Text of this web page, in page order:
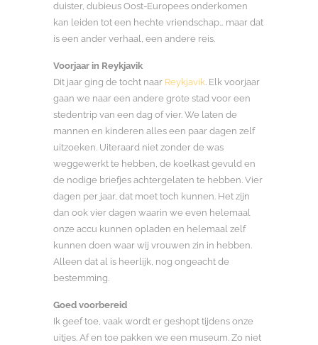
duister, dubieus Oost-Europees onderkomen
kan leiden tot een hechte vriendschap… maar dat
is een ander verhaal, een andere reis.
Voorjaar in Reykjavik
Dit jaar ging de tocht naar Reykjavik. Elk voorjaar
gaan we naar een andere grote stad voor een
stedentrip van een dag of vier. We laten de
mannen en kinderen alles een paar dagen zelf
uitzoeken. Uiteraard niet zonder de was
weggewerkt te hebben, de koelkast gevuld en
de nodige briefjes achtergelaten te hebben. Vier
dagen per jaar, dat moet toch kunnen. Het zijn
dan ook vier dagen waarin we even helemaal
onze accu kunnen opladen en helemaal zelf
kunnen doen waar wij vrouwen zin in hebben.
Alleen dat al is heerlijk, nog ongeacht de
bestemming.
Goed voorbereid
Ik geef toe, vaak wordt er geshopt tijdens onze
uitjes. Af en toe pakken we een museum. Zo niet